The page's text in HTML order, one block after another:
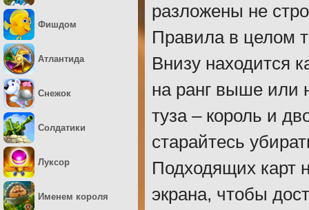
разложены не
Правила в целом
Внизу находится
на ранг выше или
туза – король и
старайтесь
Подходящих карт
экрана, чтобы
Фишдом
Атлантида
Снежок
Солдатики
Луксор
Именем короля